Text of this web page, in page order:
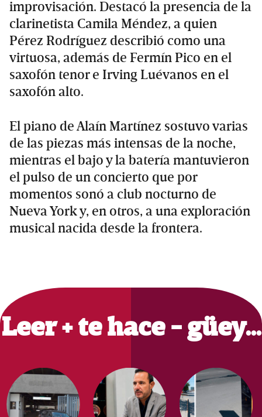
improvisación. Destacó la presencia de la
clarinetista Camila Méndez, a quien
Pérez Rodríguez describió como una
virtuosa, además de Fermín Pico en el
saxofón tenor e Irving Luévanos en el
saxofón alto.
El piano de Alaín Martínez sostuvo varias
de las piezas más intensas de la noche,
mientras el bajo y la batería mantuvieron
el pulso de un concierto que por
momentos sonó a club nocturno de
Nueva York y, en otros, a una exploración
musical nacida desde la frontera.
Primary
Sidebar
Leer + te hace - güey…